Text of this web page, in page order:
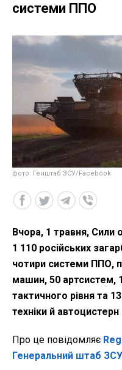
системи ППО
фото: Генштаб ЗСУ/Facebook
Вчора, 1 травня, Сили
1 110 російських
чотири системи ППО,
машин, 50 артсистем,
тактичного рівня та
техніки й автоцистерн
Про це повідомляє
Генеральний штаб